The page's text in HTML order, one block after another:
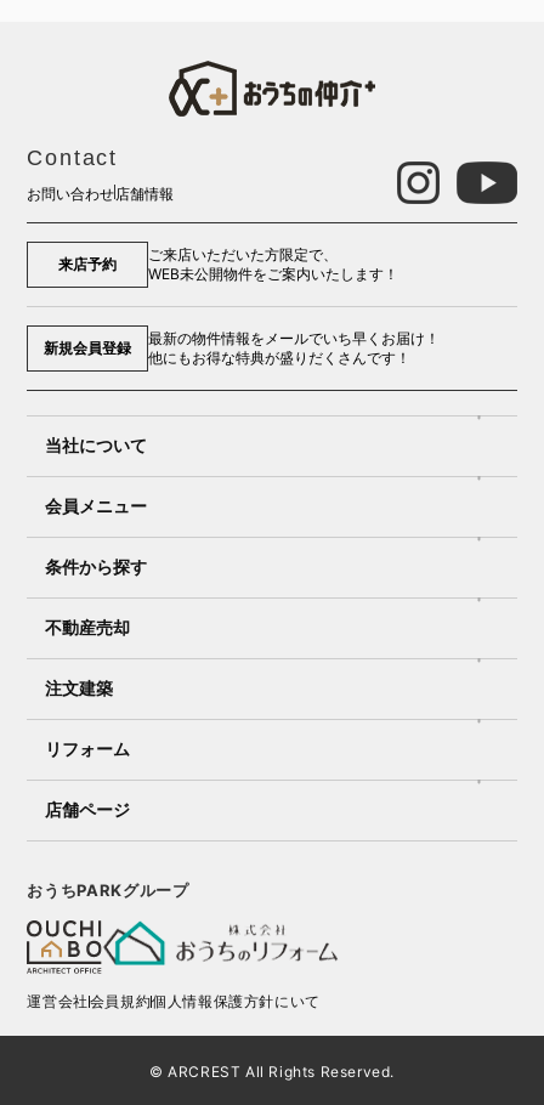
Contact
お問い合わせ 店舗情報
来店予約
ご来店いただいた方限定で、
WEB未公開物件をご案内いたします！
新規会員登録
最新の物件情報をメールでいち早くお届け！
他にもお得な特典が盛りだくさんです！
当社について
会員メニュー
条件から探す
不動産売却
注文建築
リフォーム
店舗ページ
おうちPARKグループ
運営会社会員規約個人情報保護方針にいて
© ARCREST All Rights Reserved.